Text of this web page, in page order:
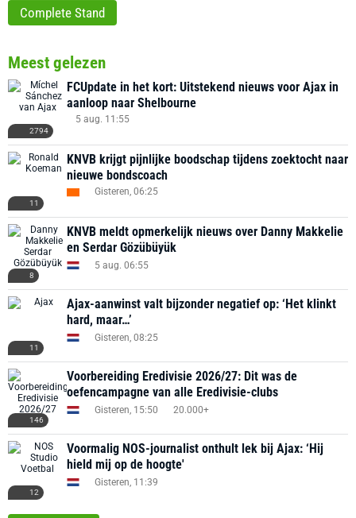
Complete Stand
Meest gelezen
2794
FCUpdate in het kort: Uitstekend nieuws voor Ajax in
aanloop naar Shelbourne
5 aug. 11:55
11
KNVB krijgt pijnlijke boodschap tijdens zoektocht naar
nieuwe bondscoach
Gisteren, 06:25
8
KNVB meldt opmerkelijk nieuws over Danny Makkelie
en Serdar Gözübüyük
5 aug. 06:55
11
Ajax-aanwinst valt bijzonder negatief op: ‘Het klinkt
hard, maar…’
Gisteren, 08:25
146
Voorbereiding Eredivisie 2026/27: Dit was de
oefencampagne van alle Eredivisie-clubs
Gisteren, 15:50 20.000+
12
Voormalig NOS-journalist onthult lek bij Ajax: ‘Hij
hield mij op de hoogte'
Gisteren, 11:39